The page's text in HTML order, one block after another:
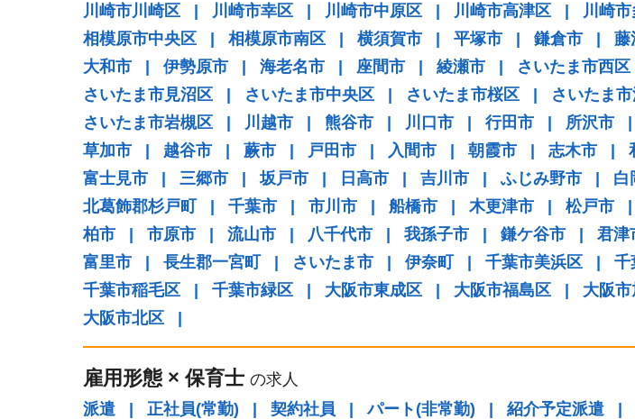
川崎市川崎区
| 川崎市幸区 | 川崎市中原区 | 川崎市高津区 | 川崎
相模原市中央区
| 相模原市南区 | 横須賀市 | 平塚市 | 鎌倉市 | 藤
大和市
| 伊勢原市 | 海老名市 | 座間市 | 綾瀬市 | さいたま市西区
さいたま市見沼区
| さいたま市中央区 | さいたま市桜区 | さいたま
さいたま市岩槻区
| 川越市 | 熊谷市 | 川口市 | 行田市 | 所沢市 |
草加市
| 越谷市 | 蕨市 | 戸田市 | 入間市 | 朝霞市 | 志木市 |
富士見市
| 三郷市 | 坂戸市 | 日高市 | 吉川市 | ふじみ野市 | 白
北葛飾郡杉戸町
| 千葉市 | 市川市 | 船橋市 | 木更津市 | 松戸市 |
柏市
| 市原市 | 流山市 | 八千代市 | 我孫子市 | 鎌ケ谷市 | 君津
富里市
| 長生郡一宮町 | さいたま市 | 伊奈町 | 千葉市美浜区 | 千
千葉市稲毛区
| 千葉市緑区 | 大阪市東成区 | 大阪市福島区 | 大阪
大阪市北区
|
雇用形態 × 保育士 の求人
派遣
| 正社員(常勤) | 契約社員 | パート(非常勤) | 紹介予定派遣 |